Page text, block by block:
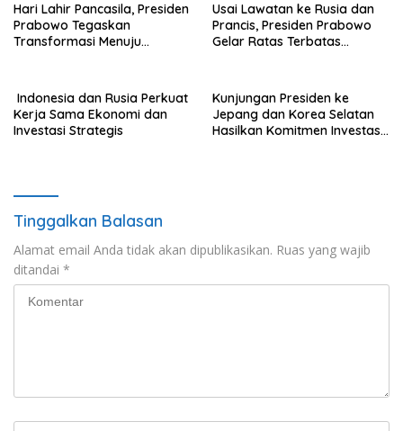
Hari Lahir Pancasila, Presiden
Prabowo Tegaskan
Transformasi Menuju
Usai Lawatan ke Rusia dan
Prancis, Presiden Prabowo
Gelar Ratas Terbatas
Indonesia dan Rusia Perkuat
Kerja Sama Ekonomi dan
Investasi Strategis
Kunjungan Presiden ke
Jepang dan Korea Selatan
Hasilkan Komitmen Investasi
Tinggalkan Balasan
Alamat email Anda tidak akan dipublikasikan. Ruas yang wajib
ditandai *